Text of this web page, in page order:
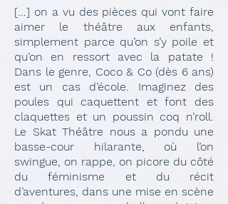
[...] on a vu des pièces qui vont faire
aimer le théâtre aux enfants,
simplement parce qu’on s’y poile et
qu’on en ressort avec la patate !
Dans le genre, Coco & Co (dès 6 ans)
est un cas d’école. Imaginez des
poules qui caquettent et font des
claquettes et un poussin coq n’roll.
Le Skat Théâtre nous a pondu une
basse-cour hilarante, où l’on
swingue, on rappe, on picore du côté
du féminisme et du récit
d’aventures, dans une mise en scène